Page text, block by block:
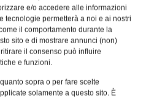
e/o accedere alle informazioni
tecnologie permetterà a noi e ai nostri
il comportamento durante la
sito e di mostrare annunci (non)
il consenso può influire
e funzioni.
sopra o per fare scelte
solamente a questo sito. È
all’Industria 4.0
Automazione entra in
Cloud Collaboration tramite
comunicazione
WEB